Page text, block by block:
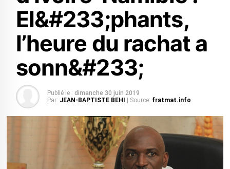
El&#233;phants,
l’heure du rachat a
sonn&#233;
Publié le : dimanche 30 juin 2019
Par: JEAN-BAPTISTE BEHI | Source: fratmat.info